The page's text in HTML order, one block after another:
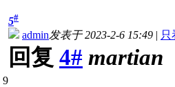
5#
admin发表于 2023-2-6 15:49 | 只
回复 4# martian